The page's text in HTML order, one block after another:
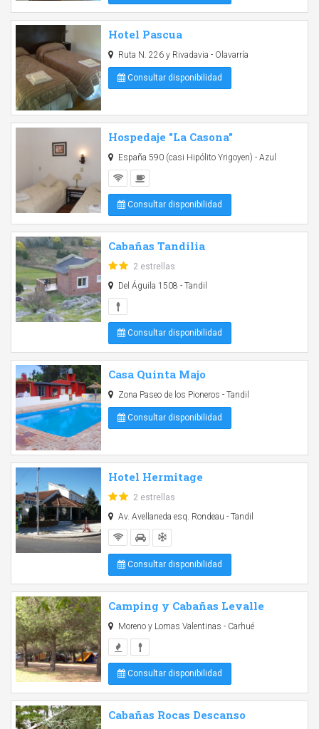
Hotel Pascua
Ruta N. 226 y Rivadavia - Olavarría
Consultar disponibilidad
Hospedaje "La Casona"
España 590 (casi Hipólito Yrigoyen) - Azul
Consultar disponibilidad
Cabañas Tandilia
2 estrellas
Del Águila 1508 - Tandil
Consultar disponibilidad
Casa Quinta Majo
Zona Paseo de los Pioneros - Tandil
Consultar disponibilidad
Hotel Hermitage
2 estrellas
Av. Avellaneda esq. Rondeau - Tandil
Consultar disponibilidad
Camping y Cabañas Levalle
Moreno y Lomas Valentinas - Carhué
Consultar disponibilidad
Cabañas Rocas Descanso